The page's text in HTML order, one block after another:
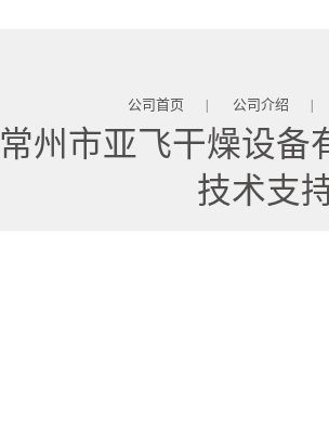
公司首页 | 公司介绍 |
常州市亚飞干燥设备
技术支